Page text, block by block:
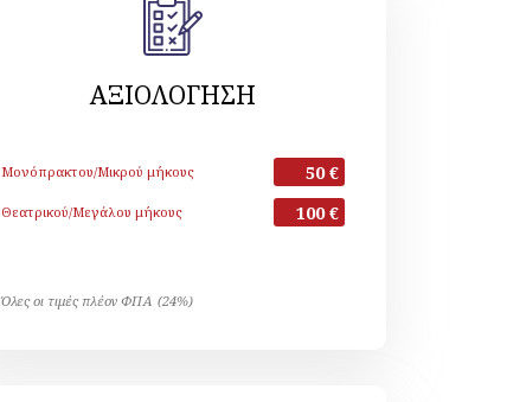
ΑΞΙΟΛΟΓΗΣΗ
Μονόπρακτου/Μικρού μήκους 50 €
Θεατρικού/Μεγάλου μήκους 100 €
Όλες οι τιμές πλέον ΦΠΑ (24%)